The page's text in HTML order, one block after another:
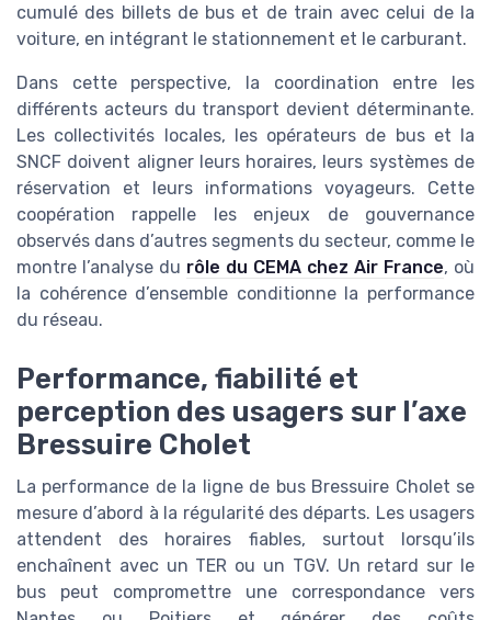
cumulé des billets de bus et de train avec celui de la
voiture, en intégrant le stationnement et le carburant.
Dans cette perspective, la coordination entre les
différents acteurs du transport devient déterminante.
Les collectivités locales, les opérateurs de bus et la
SNCF doivent aligner leurs horaires, leurs systèmes de
réservation et leurs informations voyageurs. Cette
coopération rappelle les enjeux de gouvernance
observés dans d’autres segments du secteur, comme le
montre l’analyse du rôle du CEMA chez Air France, où
la cohérence d’ensemble conditionne la performance
du réseau.
Performance, fiabilité et
perception des usagers sur l’axe
Bressuire Cholet
La performance de la ligne de bus Bressuire Cholet se
mesure d’abord à la régularité des départs. Les usagers
attendent des horaires fiables, surtout lorsqu’ils
enchaînent avec un TER ou un TGV. Un retard sur le
bus peut compromettre une correspondance vers